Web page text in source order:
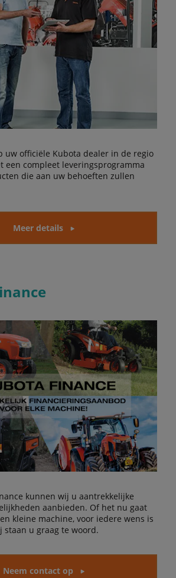
uw officiële Kubota dealer in de regio
een compleet leveringsprogramma
die aan uw behoeften zullen
Meer details
kunnen wij u aantrekkelijke
aanbieden. Of het nu gaat
kleine machine, voor iedere wens is
staan u graag te woord.
Neem contact op